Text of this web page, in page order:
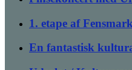
1. etape af
En fantastisk